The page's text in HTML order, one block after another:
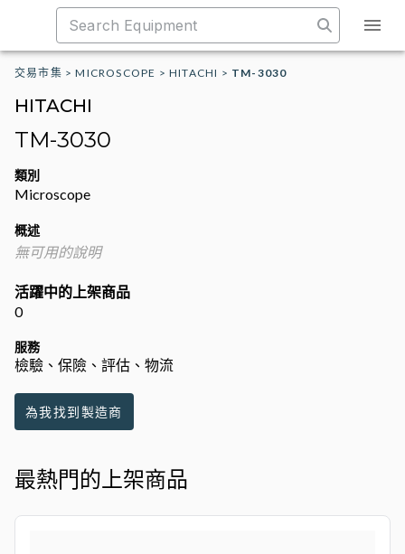
交易市集 >MICROSCOPE >HITACHI > TM-3030
HITACHI
TM-3030
類別
Microscope
概述
無可用的說明
活躍中的上架商品
0
服務
檢驗、保險、評估、物流
為我找到製造商
最熱門的上架商品